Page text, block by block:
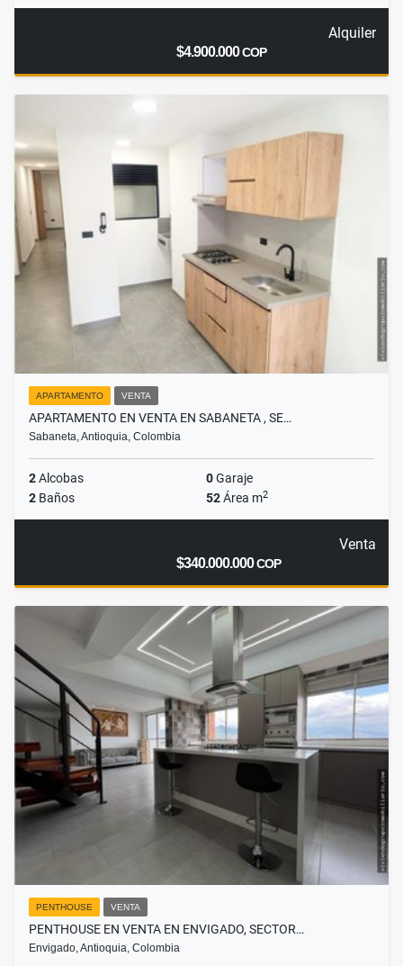
Alquiler
$4.900.000COP
APARTAMENTO VENTA
APARTAMENTO EN VENTA EN SABANETA , SE…
Sabaneta, Antioquia, Colombia
2Alcobas 0Garaje
2 Baños 52Área m2
Venta
$340.000.000COP
PENTHOUSE VENTA
PENTHOUSE EN VENTA EN ENVIGADO, SECTOR…
Envigado, Antioquia, Colombia